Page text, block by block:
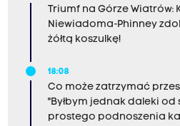
Triumf na Górze Wiatrów:
Niewiadoma-Phinney
żółtą koszulkę!
18:08
Co może zatrzymać
"Byłbym jednak daleki
prostego podnoszenia